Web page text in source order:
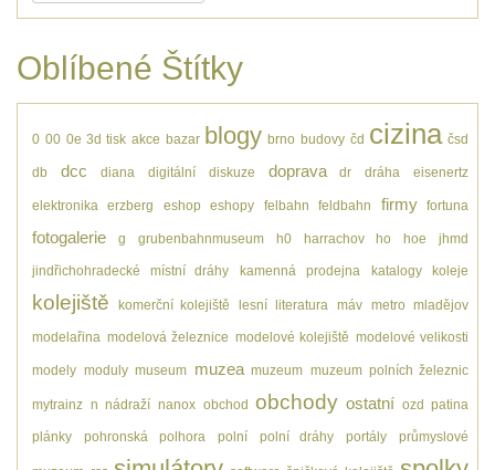
Oblíbené Štítky
0 00 0e 3d tisk akce bazar blogy brno budovy čd cizina čsd
db dcc diana digitální diskuze doprava dr dráha eisenertz
elektronika erzberg eshop eshopy felbahn feldbahn firmy fortuna
fotogalerie g grubenbahnmuseum h0 harrachov ho hoe jhmd
jindřichohradecké místní dráhy kamenná prodejna katalogy koleje
kolejiště komerční kolejiště lesní literatura máv metro mladějov
modelařina modelová železnice modelové kolejiště modelové velikosti
modely moduly museum muzea muzeum muzeum polních železnic
mytrainz n nádraží nanox obchod obchody ostatní ozd patina
plánky pohronská polhora polní polní dráhy portály průmyslové